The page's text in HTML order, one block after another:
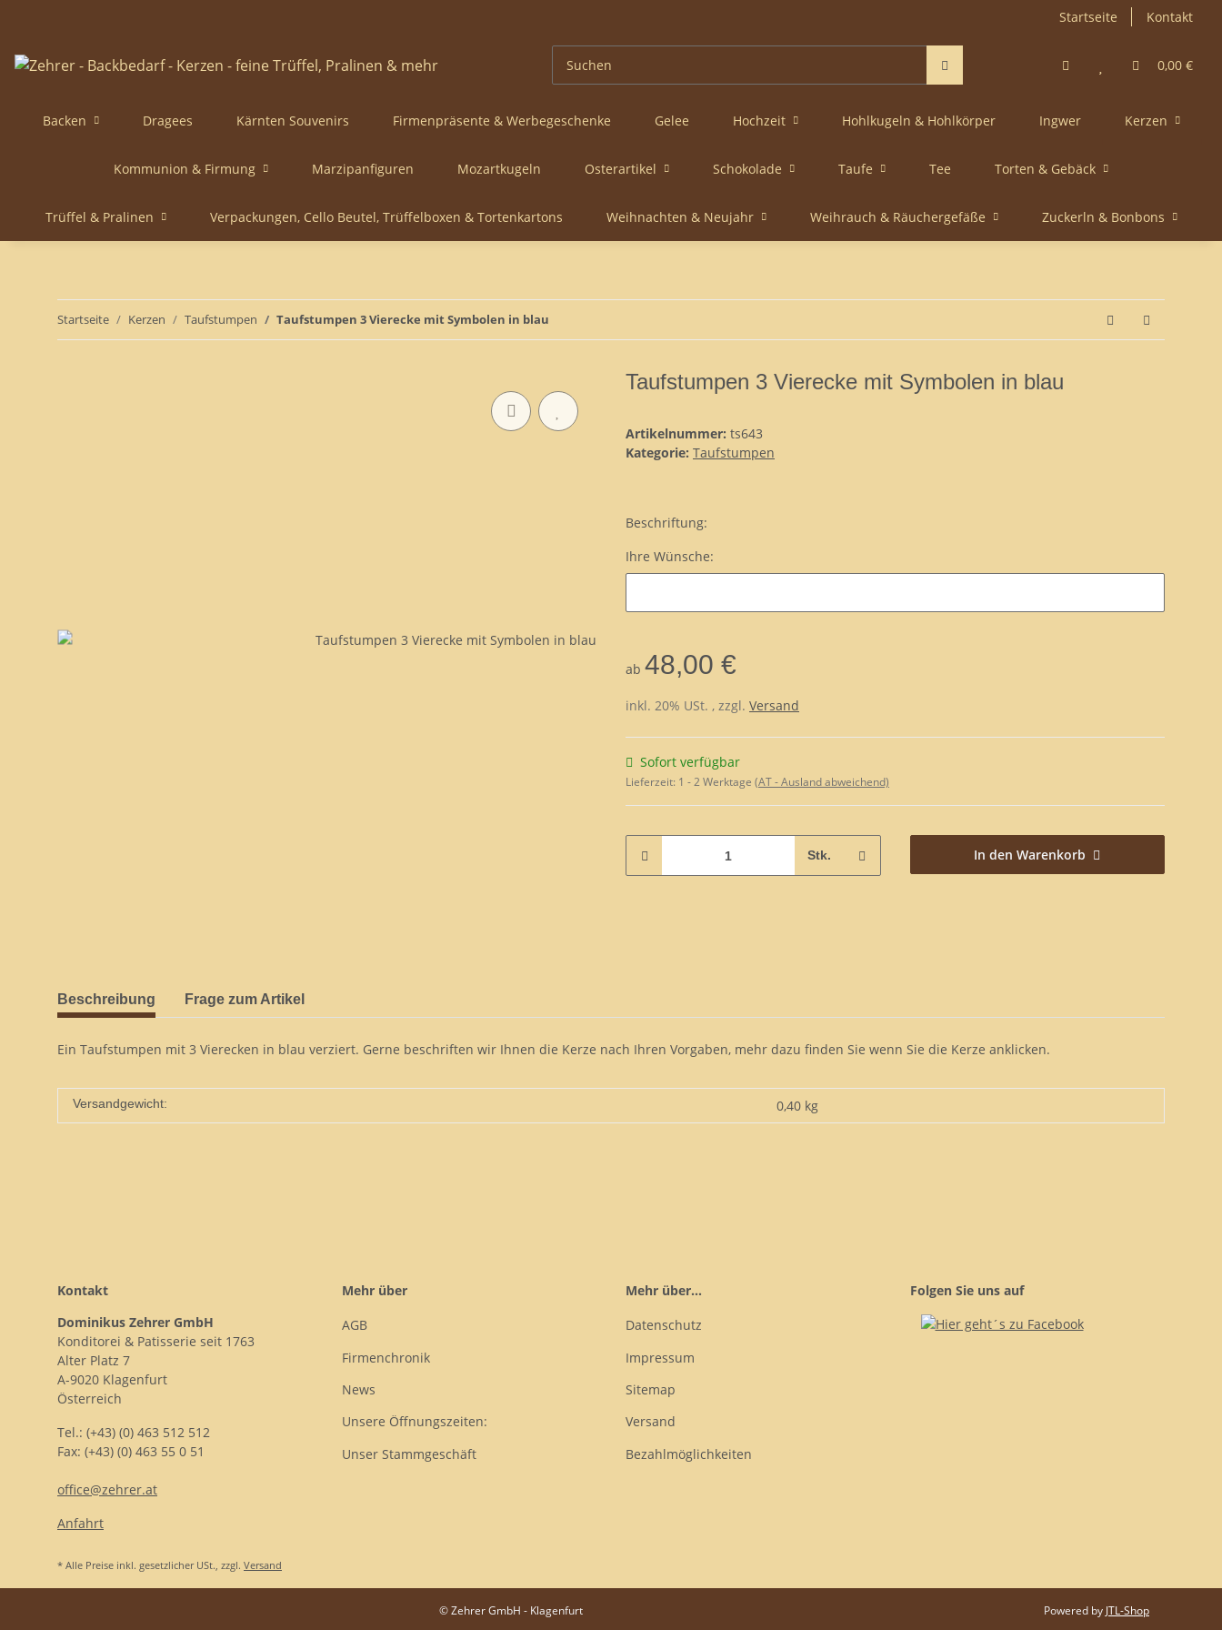
Startseite Kontakt
0,00 €
Backen Dragees Kärnten Souvenirs Firmenpräsente & Werbegeschenke Gelee Hochzeit Hohlkugeln & Hohlkörper Ingwer Kerzen
Kommunion & Firmung Marzipanfiguren Mozartkugeln Osterartikel Schokolade Taufe Tee Torten & Gebäck
Trüffel & Pralinen Verpackungen, Cello Beutel, Trüffelboxen & Tortenkartons Weihnachten & Neujahr Weihrauch & Räuchergefäße Zuckerln & Bonbons
Startseite Kerzen Taufstumpen Taufstumpen 3 Vierecke mit Symbolen in blau
Taufstumpen 3 Vierecke mit Symbolen in blau
Artikelnummer: ts643
Kategorie: Taufstumpen
Beschriftung:
Ihre Wünsche:
ab 48,00 €
inkl. 20% USt. , zzgl. Versand
Sofort verfügbar
Lieferzeit: 1 - 2 Werktage (AT - Ausland abweichend)
Stk. In den Warenkorb
Beschreibung Frage zum Artikel
Ein Taufstumpen mit 3 Vierecken in blau verziert. Gerne beschriften wir Ihnen die Kerze nach Ihren Vorgaben, mehr dazu finden Sie wenn Sie die Kerze anklicken.
Versandgewicht: 0,40 kg
Kontakt
Dominikus Zehrer GmbH
Konditorei & Patisserie seit 1763
Alter Platz 7
A-9020 Klagenfurt
Österreich
Tel.: (+43) (0) 463 512 512
Fax: (+43) (0) 463 55 0 51
office@zehrer.at
Anfahrt
Mehr über
AGB
Firmenchronik
News
Unsere Öffnungszeiten:
Unser Stammgeschäft
Mehr über...
Datenschutz
Impressum
Sitemap
Versand
Bezahlmöglichkeiten
Folgen Sie uns auf
* Alle Preise inkl. gesetzlicher USt., zzgl. Versand
© Zehrer GmbH - Klagenfurt Powered by JTL-Shop